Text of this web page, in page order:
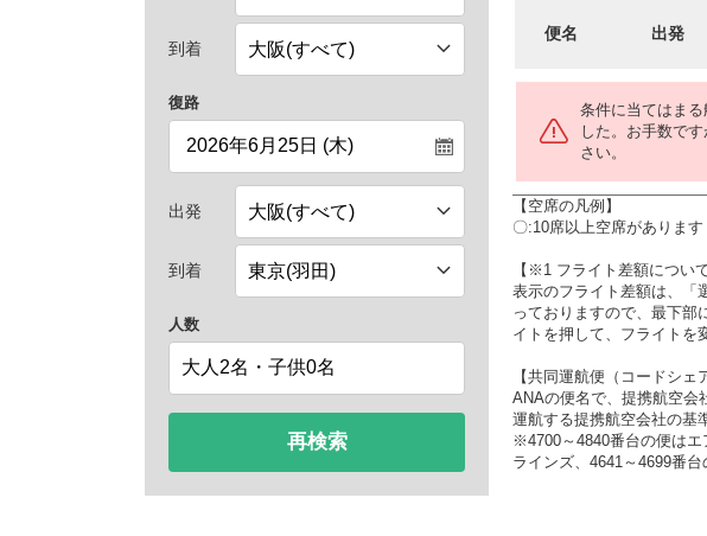
到着
復路
出発
到着
人数
再検索
便名 出発
条件に当てはま
した。お手数で
さい。
【空席の凡例】
〇:10席以上空席がありま
【※1 フライト差額について
表示のフライト差額は、「
っておりますので、最下部
イトを押して、フライトを
【共同運航便（コードシェ
ANAの便名で、提携航空会
運航する提携航空会社の基
※4700～4840番台の便はエ
ラインズ、4641～4699番